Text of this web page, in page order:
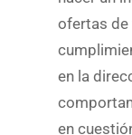
ofertas de
en la
en